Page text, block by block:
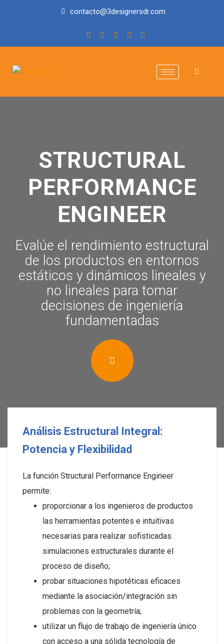
contacto@3designersdr.com
STRUCTURAL
PERFORMANCE
ENGINEER
Evalúe el rendimiento estructural
de los productos en entornos
estáticos y dinámicos lineales y
no lineales para tomar
decisiones de ingeniería
fundamentadas
Análisis Estructural Integral:
Potencia y Flexibilidad
La función Structural Performance Engineer
permite:
proporcionar a los ingenieros de productos
las herramientas potentes e intuitivas
necesarias para realizar sofisticadas
simulaciones estructurales durante el
proceso de diseño;
probar situaciones hipotéticas eficaces
mediante la asociación/integración sin
problemas con la geometría;
utilizar un flujo de trabajo de ingeniería único
con acceso a una sólida tecnología de